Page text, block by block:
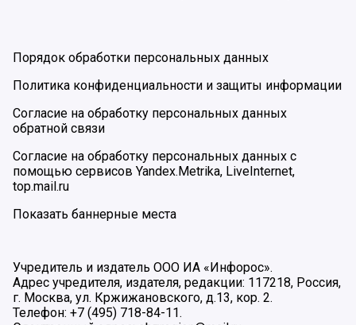
Порядок обработки персональных данных
Политика конфиденциальности и защиты информации
Согласие на обработку персональных данных
обратной связи
Согласие на обработку персональных данных с
помощью сервисов Yandex.Metrika, LiveInternet,
top.mail.ru
Показать баннерные места
Учредитель и издатель ООО ИА «Инфорос».
Адрес учредителя, издателя, редакции: 117218, Россия,
г. Москва, ул. Кржижановского, д.13, кор. 2.
Телефон: +7 (495) 718-84-11.